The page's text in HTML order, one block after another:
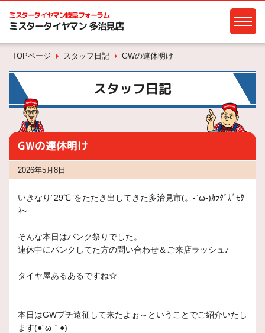
ミスタータイヤマン岐阜フォーラム
ミスタータイヤマン 多治見店
TOPページ スタッフ日記 GWの連休明け
スタッフ日記
GWの連休明け
2026年5月8日
いきなり”29℃”をたたき出してきた多治見市(。-`ω-)ｶﾗﾀﾞｶﾞﾓﾀ
ﾈ~
そんな本日はパンク祭りでした。
連休中にパンクしてた方の問い合わせ＆ご来店ラッシュ♪
タイヤ屋あるあるですね☆
本日はGWプチ遠征して来たよぉ～ということでご紹介いたし
ます(●´ω｀●)